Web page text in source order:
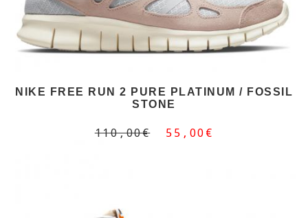
NIKE FREE RUN 2 PURE PLATINUM / FOSSIL
STONE
110,00€ 55,00€